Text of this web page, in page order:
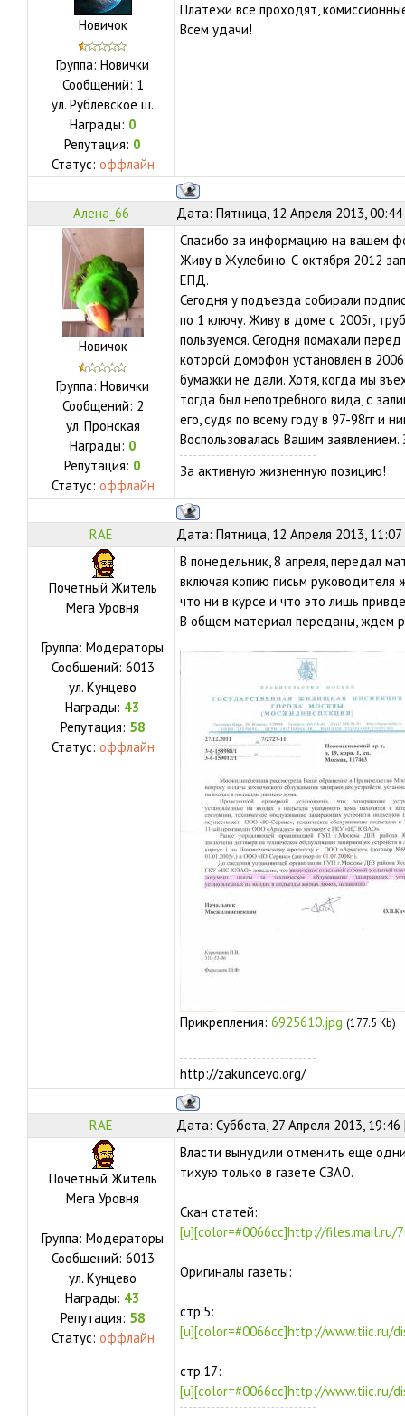
Новичок
Группа: Новички
Сообщений: 1
ул. Рублевское ш.
Награды: 0
Репутация: 0
Статус: оффлайн
Платежи все проходят,
Всем удачи!
Алена_66 Дата: Пятница, 12 Апреля 2013,
Новичок
Группа: Новички
Сообщений: 2
ул. Пронская
Награды: 0
Репутация: 0
Статус: оффлайн
Спасибо за информацию на вашем
Живу в Жулебино. С октября 2012
ЕПД.
Сегодня у подъезда собирали
по 1 ключу. Живу в доме с 2005г,
пользуемся. Сегодня помахали
которой домофон установлен в
бумажки не дали. Хотя, когда мы
тогда был непотребного вида, с
его, судя по всему году в 97-98гг и
Воспользовалась Вашим
За активную жизненную позицию!
RAE Дата: Пятница, 12 Апреля 2013,
Почетный Житель
Мега Уровня
Группа: Модераторы
Сообщений: 6013
ул. Кунцево
Награды: 43
Репутация: 58
Статус: оффлайн
В понедельник, 8 апреля, передал
включая копию письм руководителя
что ни в курсе и что это лишь
В общем материал переданы, ждем
Прикрепления: 6925610.jpg (177.5 Kb)
http://zakuncevo.org/
RAE Дата: Суббота, 27 Апреля 2013,
Почетный Житель
Мега Уровня
Группа: Модераторы
Сообщений: 6013
ул. Кунцево
Награды: 43
Репутация: 58
Статус: оффлайн
Власти вынудили отменить еще
тихую только в газете СЗАО.
Скан статей:
[u][color=#0066cc]http://files.mail.ru/
Оригиналы газеты:
стр.5:
[u][color=#0066cc]http://www.tiic.ru/
стр.17:
[u][color=#0066cc]http://www.tiic.ru/